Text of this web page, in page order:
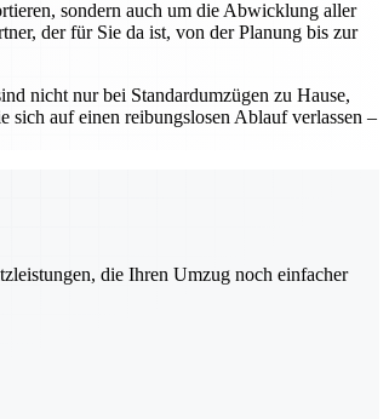
sondern auch um die Abwicklung aller
der für Sie da ist, von der Planung bis zur
nicht nur bei Standardumzügen zu Hause,
auf einen reibungslosen Ablauf verlassen –
die Ihren Umzug noch einfacher